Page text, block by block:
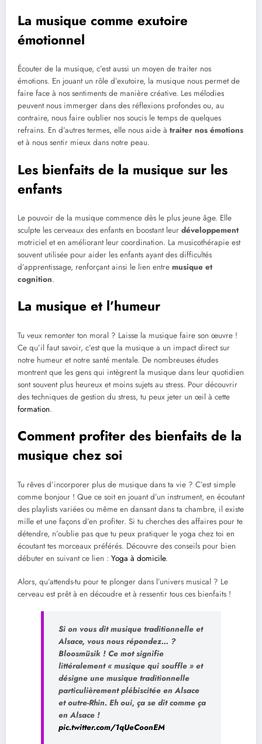
La musique comme exutoire
émotionnel
Écouter de la musique, c’est aussi un moyen de traiter nos
émotions. En jouant un rôle d’exutoire, la musique nous permet de
faire face à nos sentiments de manière créative. Les mélodies
peuvent nous immerger dans des réflexions profondes ou, au
contraire, nous faire oublier nos soucis le temps de quelques
refrains. En d’autres termes, elle nous aide à traiter nos émotions
et à nous sentir mieux dans notre peau.
Les bienfaits de la musique sur les
enfants
Le pouvoir de la musique commence dès le plus jeune âge. Elle
sculpte les cerveaux des enfants en boostant leur développement
motriciel et en améliorant leur coordination. La musicothérapie est
souvent utilisée pour aider les enfants ayant des difficultés
d’apprentissage, renforçant ainsi le lien entre musique et
cognition.
La musique et l’humeur
Tu veux remonter ton moral ? Laisse la musique faire son œuvre !
Ce qu’il faut savoir, c’est que la musique a un impact direct sur
notre humeur et notre santé mentale. De nombreuses études
montrent que les gens qui intègrent la musique dans leur quotidien
sont souvent plus heureux et moins sujets au stress. Pour découvrir
des techniques de gestion du stress, tu peux jeter un œil à cette
formation.
Comment profiter des bienfaits de la
musique chez soi
Tu rêves d’incorporer plus de musique dans ta vie ? C’est simple
comme bonjour ! Que ce soit en jouant d’un instrument, en écoutant
des playlists variées ou même en dansant dans ta chambre, il existe
mille et une façons d’en profiter. Si tu cherches des affaires pour te
détendre, n’oublie pas que tu peux pratiquer le yoga chez toi en
écoutant tes morceaux préférés. Découvre des conseils pour bien
débuter en suivant ce lien : Yoga à domicile.
Alors, qu’attends-tu pour te plonger dans l’univers musical ? Le
cerveau est prêt à en découdre et à ressentir tous ces bienfaits !
Si on vous dit musique traditionnelle et
Alsace, vous nous répondez… ?
Bloosmüsik ! Ce mot signifie
littéralement « musique qui souffle » et
désigne une musique traditionnelle
particulièrement plébiscitée en Alsace
et outre-Rhin. Eh oui, ça se dit comme ça
en Alsace !
pic.twitter.com/1qUeCoonEM